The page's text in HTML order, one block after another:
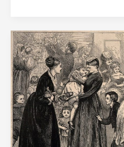
Waaraan
stierven
jonge
kinderen
in
Amsterdam?